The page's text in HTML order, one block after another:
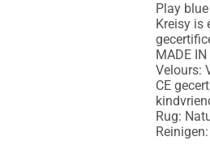
Play
Kreisy is
MADE IN
Velours:
CE
Rug: